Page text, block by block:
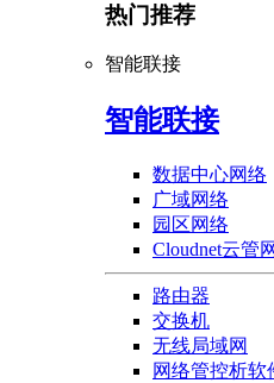
热门推荐
智能联接
智能联接
数据中心网络
广域网络
园区网络
Cloudnet云管
路由器
交换机
无线局域网
网络管控析软